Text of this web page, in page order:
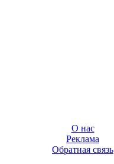
О нас
Реклама
Обратная связь